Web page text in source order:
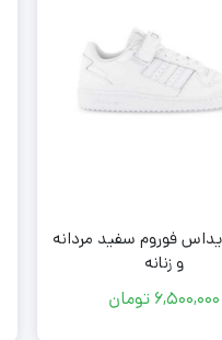
فوروم سفید مردانه
و زنانه
6,500,000 تومان